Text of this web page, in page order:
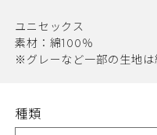
ユニセックス
素材：綿100％
※グレーなど一部の生地
種類